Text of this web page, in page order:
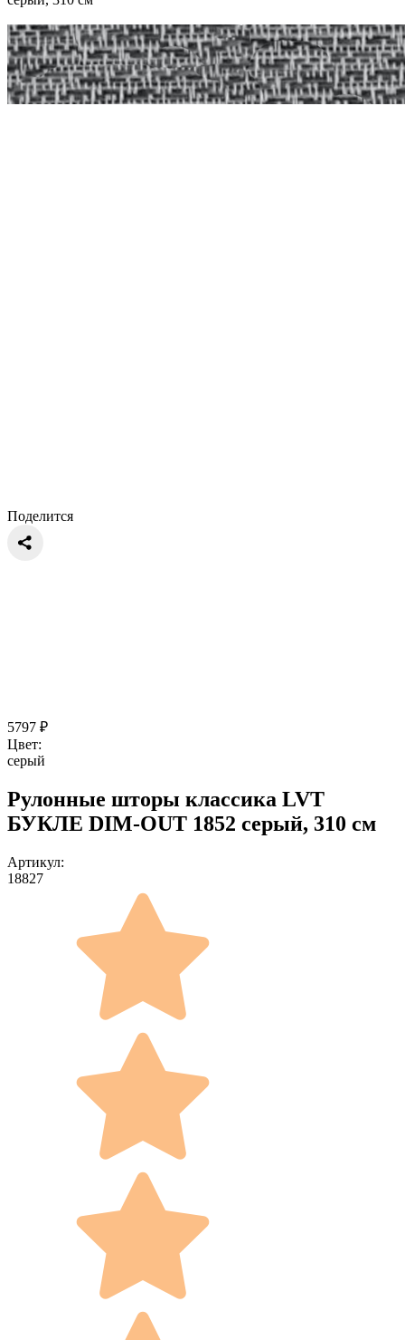
Поделится
5797 ₽
Цвет:
серый
Рулонные шторы классика LVT
БУКЛЕ DIM-OUT 1852 серый, 310 см
Артикул:
18827